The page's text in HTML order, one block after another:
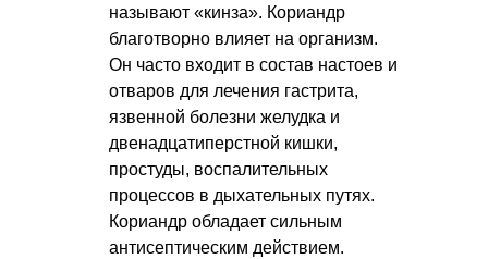
называют «кинза». Кориандр
благотворно влияет на организм.
Он часто входит в состав настоев и
отваров для лечения гастрита,
язвенной болезни желудка и
двенадцатиперстной кишки,
простуды, воспалительных
процессов в дыхательных путях.
Кориандр обладает сильным
антисептическим действием.